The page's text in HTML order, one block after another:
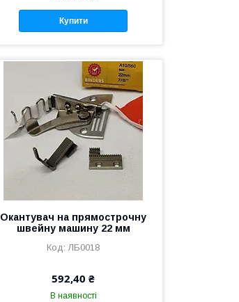
Купити
Окантувач на прямострочну
швейну машину 22 мм
ЛБ0018
592,40 ₴
В наявності